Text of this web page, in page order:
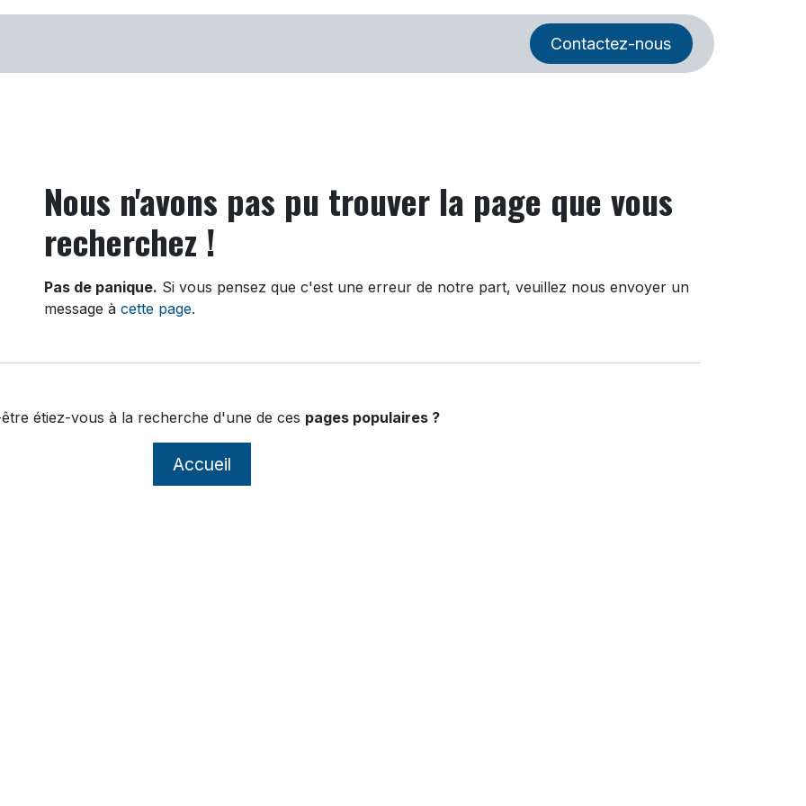
Contactez-nous
Erreur 404
Nous n'avons pas pu trouver la page que vous
recherchez !
Pas de panique. Si vous pensez que c'est une erreur de notre part, veuillez nous envoyer un
message à cette page.
étiez-vous à la recherche d'une de ces pages populaires ?
Accueil